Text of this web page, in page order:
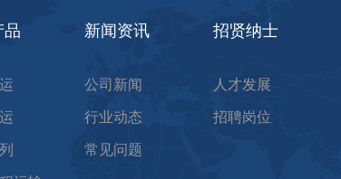
南省
省
品 新闻资讯
公司新闻
行业动态
常见问题
招贤纳士
人才发展
招聘岗位